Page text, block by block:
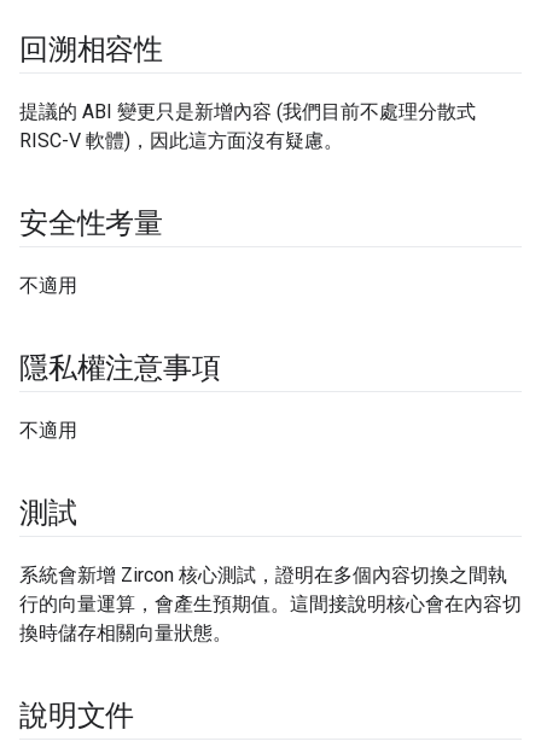
回溯相容性
提議的 ABI 變更只是新增內容 (我們目前不處理分散式
RISC-V 軟體)，因此這方面沒有疑慮。
安全性考量
不適用
隱私權注意事項
不適用
測試
系統會新增 Zircon 核心測試，證明在多個內容切換之間執
行的向量運算，會產生預期值。這間接說明核心會在內容切
換時儲存相關向量狀態。
說明文件